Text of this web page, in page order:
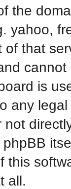
the
yahoo,
of that
is
any
not
this
all.